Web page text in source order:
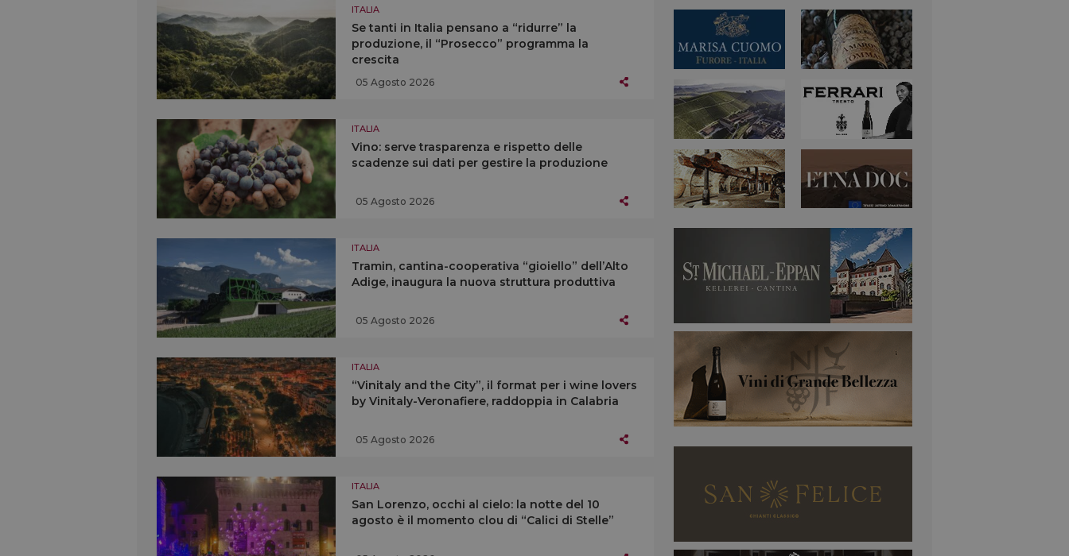
ITALIA
Se tanti in Italia pensano a “ridurre” la
produzione, il “Prosecco” programma la
crescita
05 Agosto 2026
ITALIA
Vino: serve trasparenza e rispetto delle
scadenze sui dati per gestire la produzione
05 Agosto 2026
ITALIA
Tramin, cantina-cooperativa “gioiello” dell’Alto
Adige, inaugura la nuova struttura produttiva
05 Agosto 2026
ITALIA
“Vinitaly and the City”, il format per i wine lovers
by Vinitaly-Veronafiere, raddoppia in Calabria
05 Agosto 2026
ITALIA
San Lorenzo, occhi al cielo: la notte del 10
agosto è il momento clou di “Calici di Stelle”